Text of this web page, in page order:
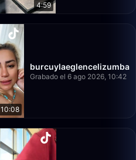
4:59
10:08
burcuylaeglencelizumba
Grabado el 6 ago 2026, 10:42